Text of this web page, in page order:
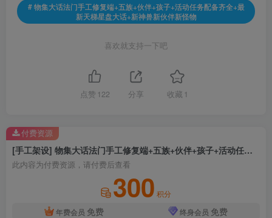
# 物集大话法门手工修复端+五族+伙伴+孩子+活动任务配备齐全+最
新天梯星盘大话+新神兽新伙伴新怪物
喜欢就支持一下吧
点赞 122 分享 收藏 1
[手工架设] 物集大话法门手工修复端+五族+伙伴+孩子+活动任务配备齐全+最新天梯星盘大话+新神兽新伙伴新怪物
此内容为付费资源，请付费后查看
300 积分
年费会员 免费 终身会员 免费
付费资源